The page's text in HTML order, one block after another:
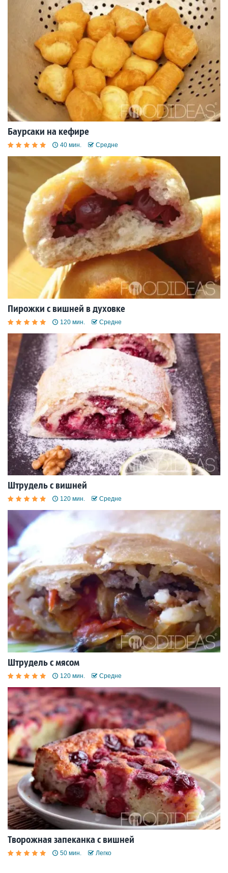
Баурсаки на кефире
40 мин. Средне
Пирожки с вишней в духовке
120 мин. Средне
Штрудель с вишней
120 мин. Средне
Штрудель с мясом
120 мин. Средне
Творожная запеканка с вишней
50 мин. Легко